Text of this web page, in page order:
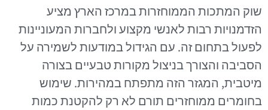
שוק המתכות הממוחזרות במרכז הארץ מציע
הזדמנויות רבות לאנשי מקצוע ולחברות המעוניינות
לפעול בתחום זה. עם הגידול במודעות לשמירה על
הסביבה והצורך בניצול מקורות טבעיים בצורה
מיטבית, המגזר הזה מתפתח במהירות. שימוש
בחומרים ממוחזרים תורם לא רק להקטנת כמות